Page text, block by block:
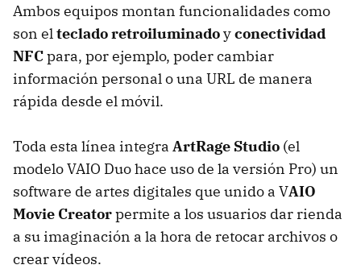
Ambos equipos montan funcionalidades como
son el teclado retroiluminadoyconectividad
NFCpara, por ejemplo, poder cambiar
información personal o una URL de manera
rápida desde el móvil.
Toda esta línea integra ArtRage Studio (el
modelo VAIO Duo hace uso de la versión Pro) un
software de artes digitales que unido a VAIO
Movie Creatorpermite a los usuarios dar rienda
a su imaginación a la hora de retocar archivos o
crear vídeos.